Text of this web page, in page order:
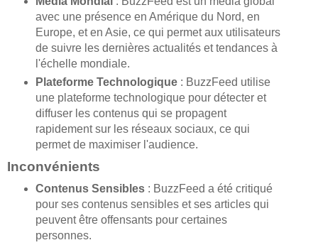
avec une présence en Amérique du Nord, en
Europe, et en Asie, ce qui permet aux utilisateurs
de suivre les dernières actualités et tendances à
l'échelle mondiale.
Plateforme Technologique: BuzzFeed utilise
une plateforme technologique pour détecter et
diffuser les contenus qui se propagent
rapidement sur les réseaux sociaux, ce qui
permet de maximiser l'audience.
Inconvénients
Contenus Sensibles: BuzzFeed a été critiqué
pour ses contenus sensibles et ses articles qui
peuvent être offensants pour certaines
personnes.